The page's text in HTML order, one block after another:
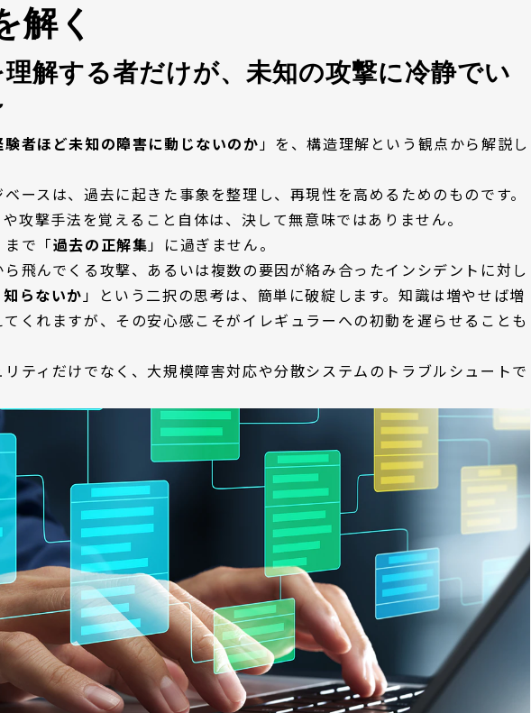
解く
理解する者だけが、未知の攻撃に冷静でい
験者ほど未知の障害に動じないのか」を、構造理解という観点から解説し
ースは、過去に起きた事象を整理し、再現性を高めるためのものです。
攻撃手法を覚えること自体は、決して無意味ではありません。
で「過去の正解集」に過ぎません。
飛んでくる攻撃、あるいは複数の要因が絡み合ったインシデントに対し
らないか」という二択の思考は、簡単に破綻します。知識は増やせば増
くれますが、その安心感こそがイレギュラーへの初動を遅らせることも
ティだけでなく、大規模障害対応や分散システムのトラブルシュートで